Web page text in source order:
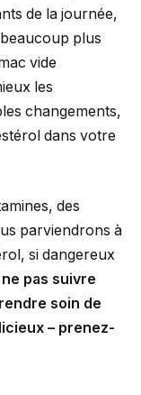
de la journée,
plus
vide
les
changements,
dans votre
des
parviendrons à
si dangereux
pas suivre
soin de
– prenez-